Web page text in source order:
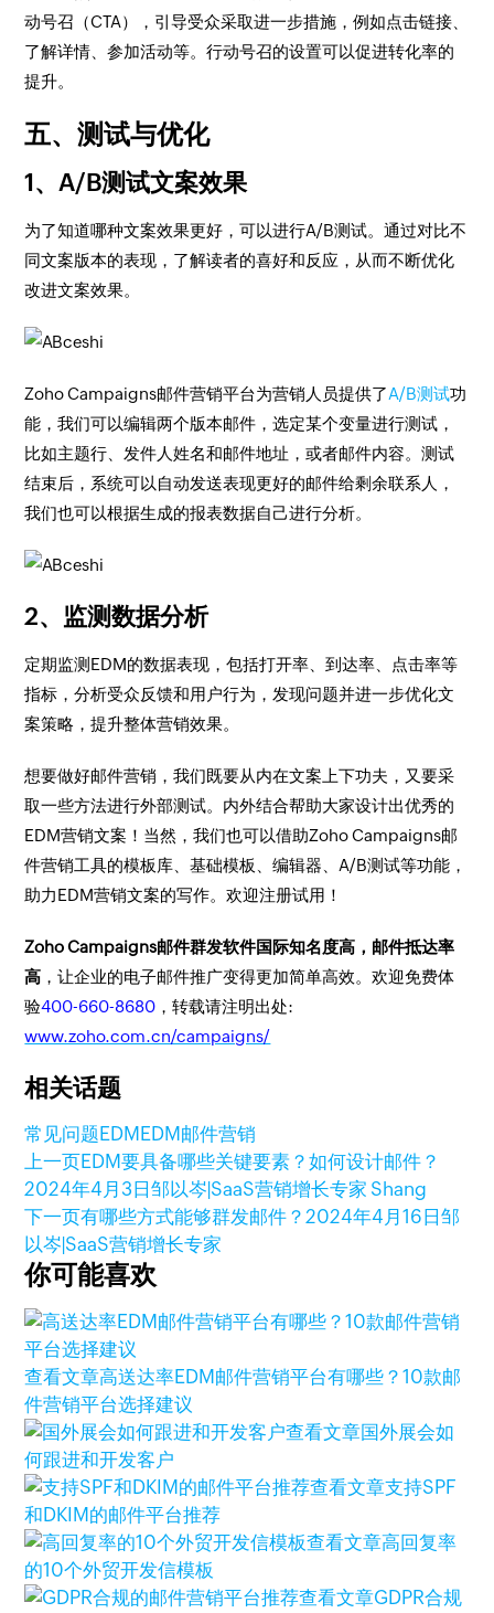
动号召（CTA），引导受众采取进一步措施，例如点击链接、
了解详情、参加活动等。行动号召的设置可以促进转化率的
提升。
五、测试与优化
1、A/B测试文案效果
为了知道哪种文案效果更好，可以进行A/B测试。通过对比不
同文案版本的表现，了解读者的喜好和反应，从而不断优化
改进文案效果。
Zoho Campaigns邮件营销平台为营销人员提供了A/B测试功
能，我们可以编辑两个版本邮件，选定某个变量进行测试，
比如主题行、发件人姓名和邮件地址，或者邮件内容。测试
结束后，系统可以自动发送表现更好的邮件给剩余联系人，
我们也可以根据生成的报表数据自己进行分析。
2、监测数据分析
定期监测EDM的数据表现，包括打开率、到达率、点击率等
指标，分析受众反馈和用户行为，发现问题并进一步优化文
案策略，提升整体营销效果。
想要做好邮件营销，我们既要从内在文案上下功夫，又要采
取一些方法进行外部测试。内外结合帮助大家设计出优秀的
EDM营销文案！当然，我们也可以借助Zoho Campaigns邮
件营销工具的模板库、基础模板、编辑器、A/B测试等功能，
助力EDM营销文案的写作。欢迎注册试用！
Zoho Campaigns邮件群发软件国际知名度高，邮件抵达率
高 ，让企业的电子邮件推广变得更加简单高效。欢迎免费体
验400-660-8680 ，转载请注明出处:
www.zoho.com.cn/campaigns/
相关话题
常见问题 EDM EDM邮件营销
上一页EDM要具备哪些关键要素？如何设计邮件？
2024年4月3日邹以岑|SaaS营销增长专家 Shang
下一页有哪些方式能够群发邮件？2024年4月16日邹
以岑|SaaS营销增长专家
你可能喜欢
查看文章高送达率EDM邮件营销平台有哪些？10款邮
件营销平台选择建议
查看文章国外展会如
何跟进和开发客户
查看文章支持SPF
和DKIM的邮件平台推荐
查看文章高回复率
的10个外贸开发信模板
查看文章GDPR合规